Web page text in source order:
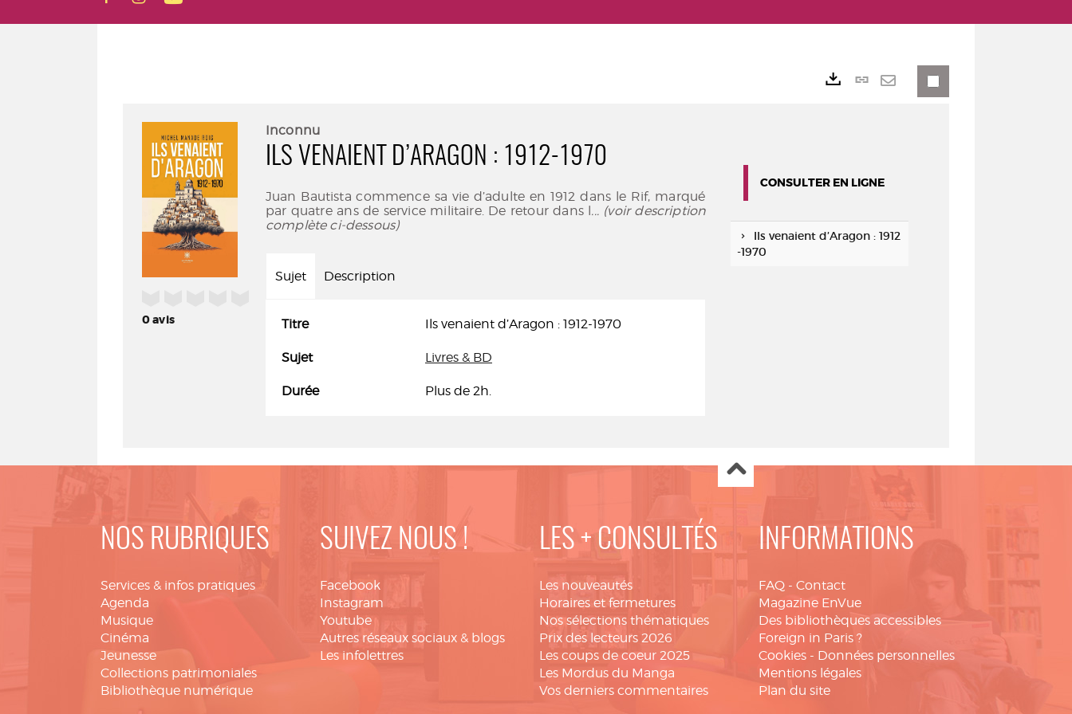
0avis
Inconnu
ILS VENAIENT D’ARAGON : 1912-1970
Juan Bautista commence sa vie d’adulte en 1912 dans le Rif, marqué
par quatre ans de service militaire. De retour dans l... (voir description
complète ci-dessous)
Sujet Description
Titre Ils venaient d’Aragon : 1912-1970
Sujet Livres & BD
Durée Plus de 2h.
Lien
CONSULTER EN LIGNE
Ils venaient d’Aragon : 1912
-1970
NOS RUBRIQUES
Services & infos pratiques
Agenda
Musique
Cinéma
Jeunesse
Collections patrimoniales
Bibliothèque numérique
SUIVEZ NOUS !
Facebook
Instagram
Youtube
Autres réseaux sociaux & blogs
Les infolettres
LES + CONSULTÉS
Les nouveautés
Horaires et fermetures
Nos sélections thématiques
Prix des lecteurs 2026
Les coups de coeur 2025
Les Mordus du Manga
Vos derniers commentaires
INFORMATIONS
FAQ - Contact
Magazine EnVue
Des bibliothèques accessibles
Foreign in Paris ?
Cookies - Données personnelles
Mentions légales
Plan du site